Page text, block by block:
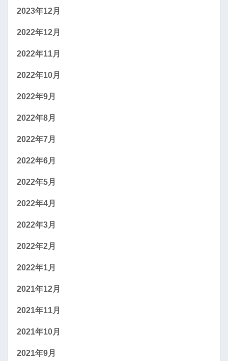
2023年12月
2022年12月
2022年11月
2022年10月
2022年9月
2022年8月
2022年7月
2022年6月
2022年5月
2022年4月
2022年3月
2022年2月
2022年1月
2021年12月
2021年11月
2021年10月
2021年9月